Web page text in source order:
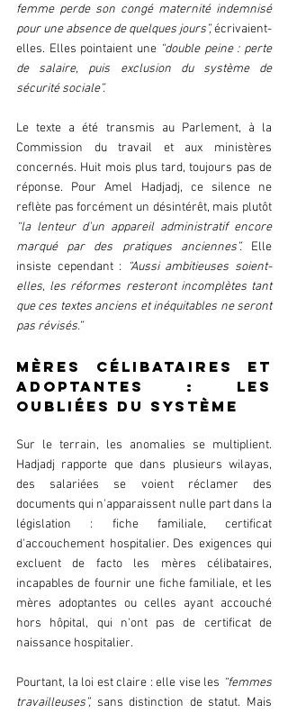
femme perde son congé maternité indemnisé
pour une absence de quelques jours”, écrivaient-
elles. Elles pointaient une “double peine : perte
de salaire, puis exclusion du système de
sécurité sociale”.
Le texte a été transmis au Parlement, à la
Commission du travail et aux ministères
concernés. Huit mois plus tard, toujours pas de
réponse. Pour Amel Hadjadj, ce silence ne
“la lenteur d'un appareil administratif encore
marqué par des pratiques anciennes”. Elle
insiste cependant :
“Aussi ambitieuses soient-
elles, les réformes resteront incomplètes tant
que ces textes anciens et inéquitables ne seront
pas révisés.”
Mères célibataires et
adoptantes : les
oubliées du système
Sur le terrain, les anomalies se multiplient.
Hadjadj rapporte que dans plusieurs wilayas,
des salariées se voient réclamer des
documents qui n'apparaissent nulle part dans la
législation : fiche familiale, certificat
d'accouchement hospitalier. Des exigences qui
excluent de facto les mères célibataires,
incapables de fournir une fiche familiale, et les
mères adoptantes ou celles ayant accouché
hors hôpital, qui n'ont pas de certificat de
naissance hospitalier.
Pourtant, la loi est claire : elle vise les “femmes
travailleuses”, sans distinction de statut. Mais